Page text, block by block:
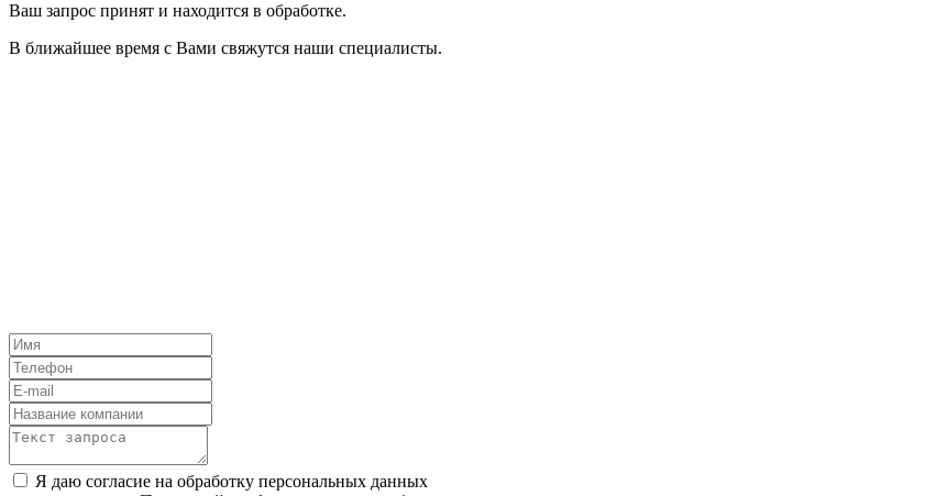
Ваш запрос принят и находится в обработке.
В ближайшее время с Вами свяжутся наши специалисты.
Я даю согласие на обработку персональных данных